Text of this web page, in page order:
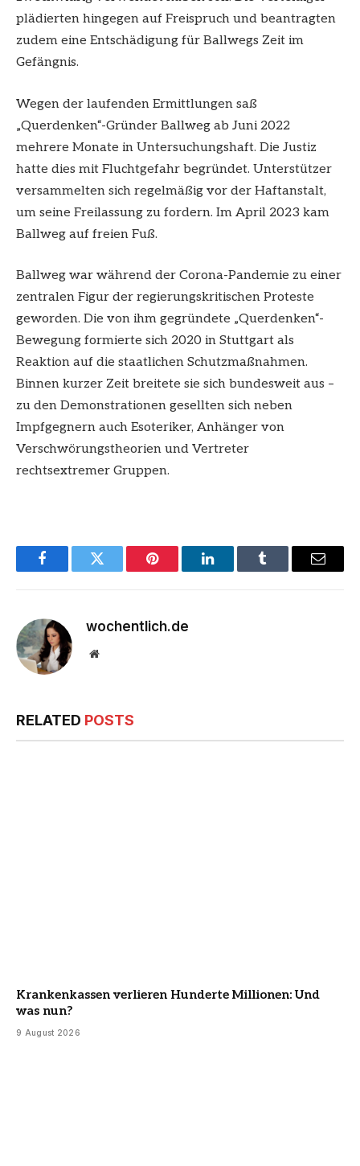
plädierten hingegen auf Freispruch und beantragten
zudem eine Entschädigung für Ballwegs Zeit im
Gefängnis.
Wegen der laufenden Ermittlungen saß
„Querdenken“-Gründer Ballweg ab Juni 2022
mehrere Monate in Untersuchungshaft. Die Justiz
hatte dies mit Fluchtgefahr begründet. Unterstützer
versammelten sich regelmäßig vor der Haftanstalt,
um seine Freilassung zu fordern. Im April 2023 kam
Ballweg auf freien Fuß.
Ballweg war während der Corona-Pandemie zu einer
zentralen Figur der regierungskritischen Proteste
geworden. Die von ihm gegründete „Querdenken“-
Bewegung formierte sich 2020 in Stuttgart als
Reaktion auf die staatlichen Schutzmaßnahmen.
Binnen kurzer Zeit breitete sie sich bundesweit aus –
zu den Demonstrationen gesellten sich neben
Impfgegnern auch Esoteriker, Anhänger von
Verschwörungstheorien und Vertreter
rechtsextremer Gruppen.
FacebookTwitter Pinterest LinkedInTumblr Email
wochentlich.de
Website
RELATED POSTS
Krankenkassen verlieren Hunderte Millionen: Und
was nun?
9 August 2026